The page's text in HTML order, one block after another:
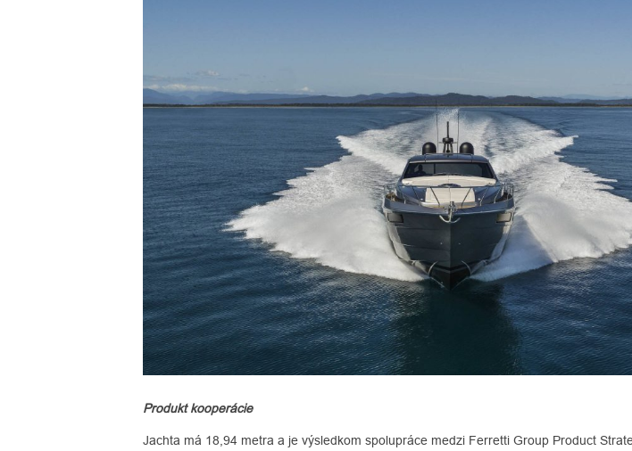
Produkt kooperácie
Jachta má 18,94 metra a je výsledkom spolupráce medzi Ferretti Group Product